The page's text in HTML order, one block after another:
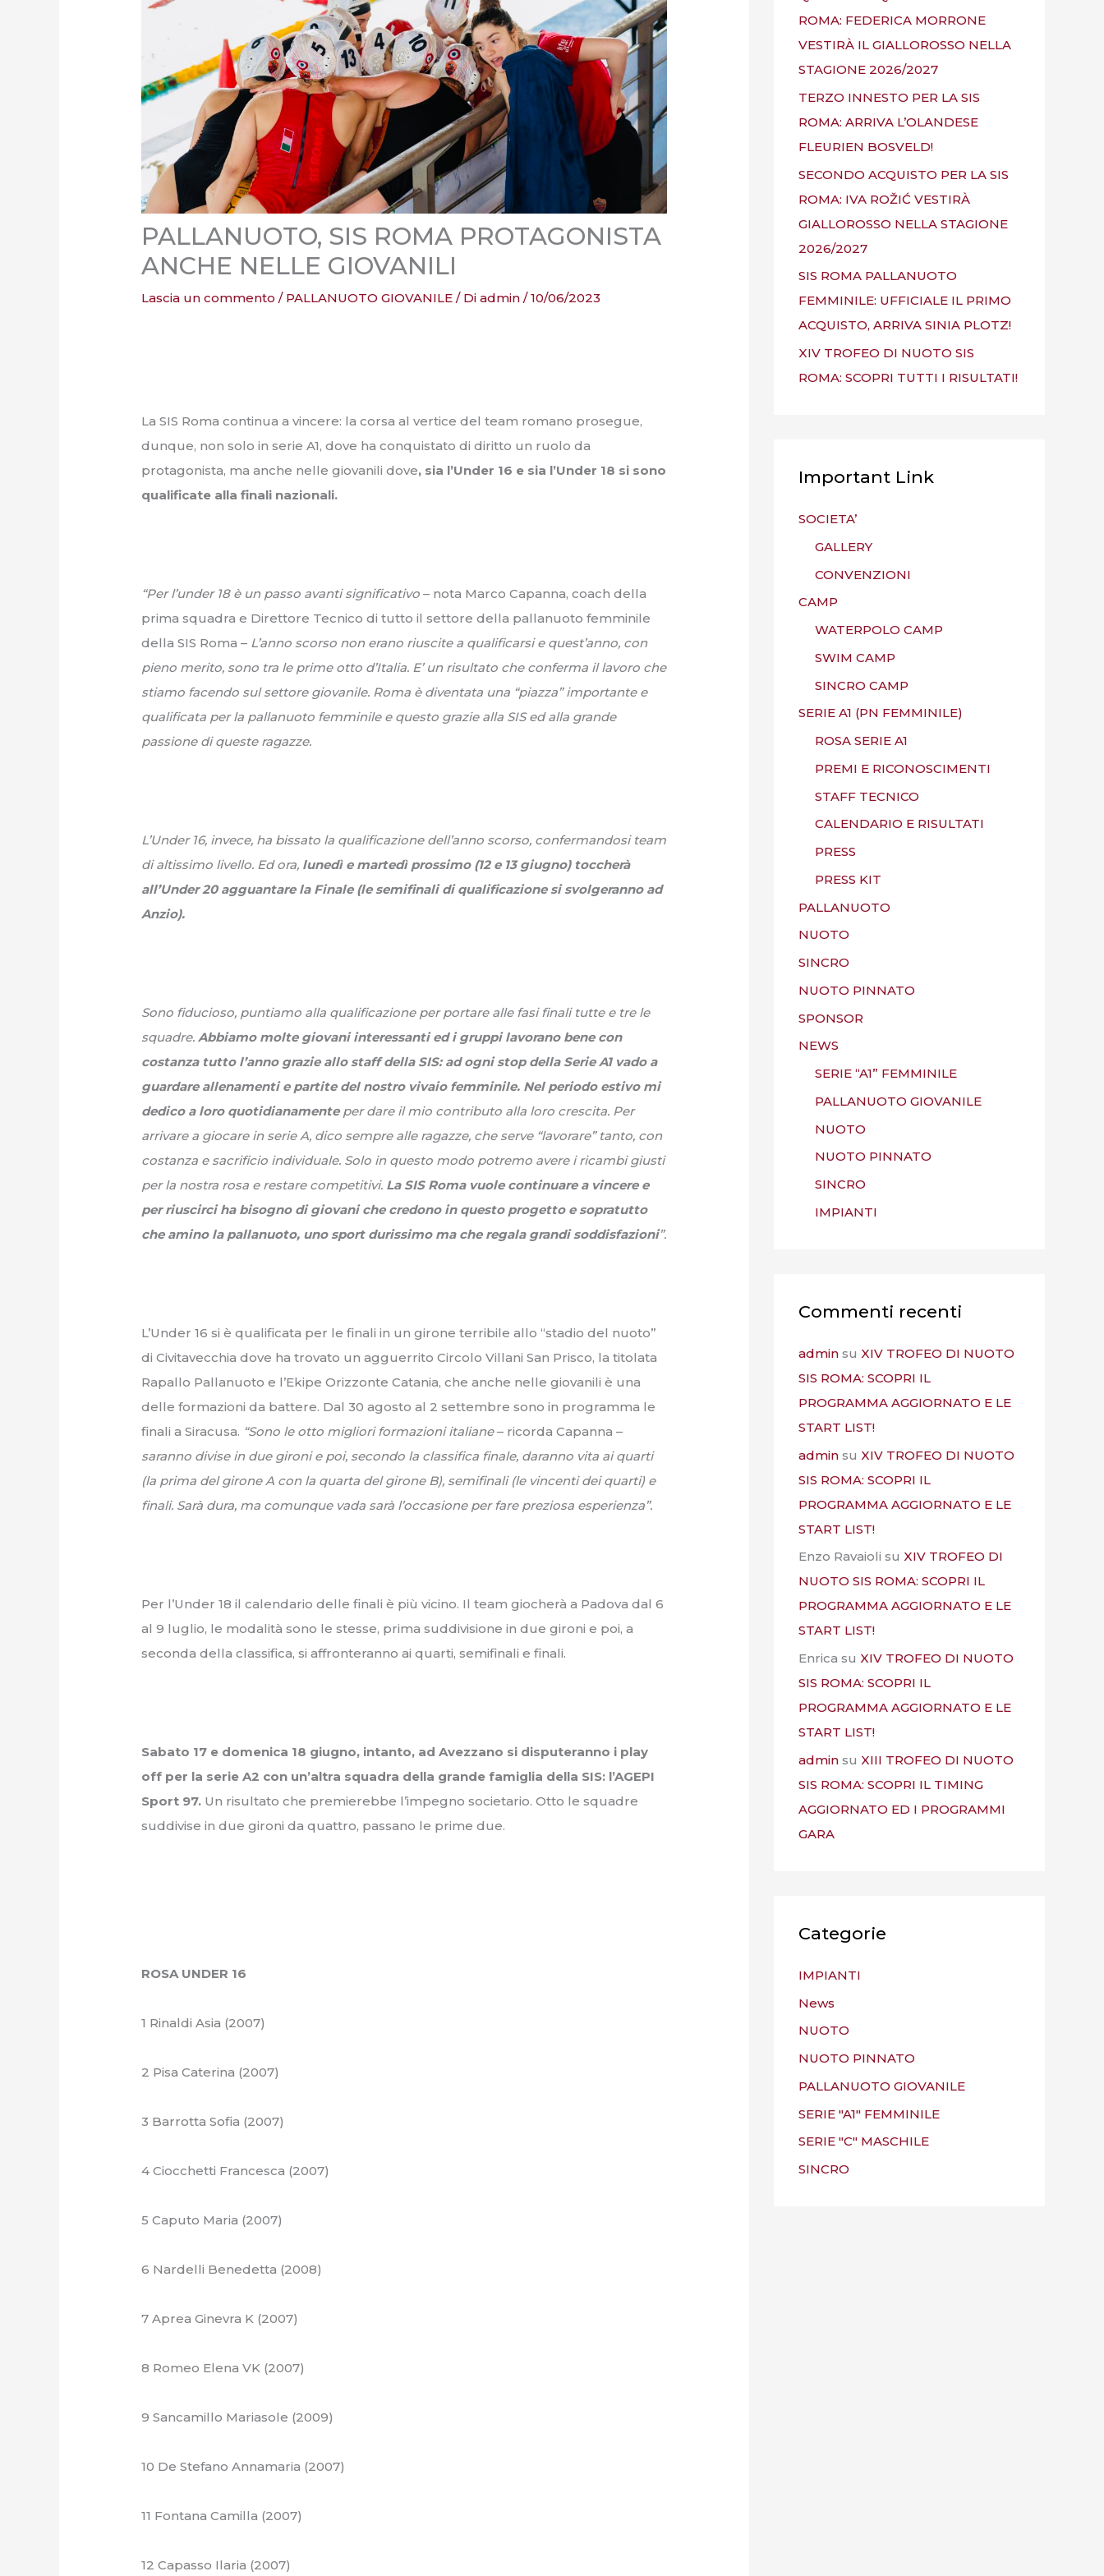
PALLANUOTO, SIS ROMA PROTAGONISTA
ANCHE NELLE GIOVANILI
Lascia un commento / PALLANUOTO GIOVANILE / Diadmin/10/06/2023
La SIS Roma continua a vincere: la corsa al vertice del team romano prosegue,
dunque, non solo in serie A1, dove ha conquistato di diritto un ruolo da
protagonista, ma anche nelle giovanili dove, sia l’Under 16 e sia l’Under 18 si sono
qualificate alla finali nazionali.
“Per l’under 18 è un passo avanti significativo– nota Marco Capanna, coach della
prima squadra e Direttore Tecnico di tutto il settore della pallanuoto femminile
della SIS Roma – L’anno scorso non erano riuscite a qualificarsi e quest’anno, con
pieno merito, sono tra le prime otto d’Italia. E’ un risultato che conferma il lavoro che
stiamo facendo sul settore giovanile. Roma è diventata una “piazza” importante e
qualificata per la pallanuoto femminile e questo grazie alla SIS ed alla grande
passione di queste ragazze.
L’Under 16, invece, ha bissato la qualificazione dell’anno scorso, confermandosi team
di altissimo livello. Ed ora, lunedì e martedì prossimo (12 e 13 giugno) toccherà
all’Under 20 agguantare la Finale (le semifinali di qualificazione si svolgeranno ad
Anzio).
Sono fiducioso, puntiamo alla qualificazione per portare alle fasi finali tutte e tre le
squadre. Abbiamo molte giovani interessanti ed i gruppi lavorano bene con
costanza tutto l’anno grazie allo staff della SIS: ad ogni stop della Serie A1 vado a
guardare allenamenti e partite del nostro vivaio femminile. Nel periodo estivo mi
dedico a loro quotidianamenteper dare il mio contributo alla loro crescita. Per
arrivare a giocare in serie A, dico sempre alle ragazze, che serve “lavorare” tanto, con
costanza e sacrificio individuale. Solo in questo modo potremo avere i ricambi giusti
per la nostra rosa e restare competitivi. La SIS Roma vuole continuare a vincere e
per riuscirci ha bisogno di giovani che credono in questo progetto e sopratutto
che amino la pallanuoto, uno sport durissimo ma che regala grandi soddisfazioni”.
L’Under 16 si è qualificata per le finali in un girone terribile allo “stadio del nuoto”
di Civitavecchia dove ha trovato un agguerrito Circolo Villani San Prisco, la titolata
Rapallo Pallanuoto e l’Ekipe Orizzonte Catania, che anche nelle giovanili è una
delle formazioni da battere. Dal 30 agosto al 2 settembre sono in programma le
finali a Siracusa. “Sono le otto migliori formazioni italiane– ricorda Capanna –
saranno divise in due gironi e poi, secondo la classifica finale, daranno vita ai quarti
(la prima del girone A con la quarta del girone B), semifinali (le vincenti dei quarti) e
finali. Sarà dura, ma comunque vada sarà l’occasione per fare preziosa esperienza”.
Per l’Under 18 il calendario delle finali è più vicino. Il team giocherà a Padova dal 6
al 9 luglio, le modalità sono le stesse, prima suddivisione in due gironi e poi, a
seconda della classifica, si affronteranno ai quarti, semifinali e finali.
Sabato 17 e domenica 18 giugno, intanto, ad Avezzano si disputeranno i play
off per la serie A2 con un’altra squadra della grande famiglia della SIS: l’AGEPI
Sport 97. Un risultato che premierebbe l’impegno societario. Otto le squadre
suddivise in due gironi da quattro, passano le prime due.
ROSA UNDER 16
1 Rinaldi Asia (2007)
2 Pisa Caterina (2007)
3 Barrotta Sofia (2007)
4 Ciocchetti Francesca (2007)
5 Caputo Maria (2007)
6 Nardelli Benedetta (2008)
7 Aprea Ginevra K (2007)
8 Romeo Elena VK (2007)
9 Sancamillo Mariasole (2009)
10 De Stefano Annamaria (2007)
11 Fontana Camilla (2007)
12 Capasso Ilaria (2007)
ROMA: FEDERICA MORRONE
VESTIRÀ IL GIALLOROSSO NELLA
STAGIONE 2026/2027
TERZO INNESTO PER LA SIS
ROMA: ARRIVA L’OLANDESE
FLEURIEN BOSVELD!
SECONDO ACQUISTO PER LA SIS
ROMA: IVA ROŽIĆ VESTIRÀ
GIALLOROSSO NELLA STAGIONE
2026/2027
SIS ROMA PALLANUOTO
FEMMINILE: UFFICIALE IL PRIMO
ACQUISTO, ARRIVA SINIA PLOTZ!
XIV TROFEO DI NUOTO SIS
ROMA: SCOPRI TUTTI I RISULTATI!
Important Link
SOCIETA’
GALLERY
CONVENZIONI
CAMP
WATERPOLO CAMP
SWIM CAMP
SINCRO CAMP
SERIE A1 (PN FEMMINILE)
ROSA SERIE A1
PREMI E RICONOSCIMENTI
STAFF TECNICO
CALENDARIO E RISULTATI
PRESS
PRESS KIT
PALLANUOTO
NUOTO
SINCRO
NUOTO PINNATO
SPONSOR
NEWS
SERIE “A1” FEMMINILE
PALLANUOTO GIOVANILE
NUOTO
NUOTO PINNATO
SINCRO
IMPIANTI
Commenti recenti
admin su XIV TROFEO DI NUOTO
SIS ROMA: SCOPRI IL
PROGRAMMA AGGIORNATO E LE
START LIST!
admin su XIV TROFEO DI NUOTO
SIS ROMA: SCOPRI IL
PROGRAMMA AGGIORNATO E LE
START LIST!
Enzo Ravaioli su XIV TROFEO DI
NUOTO SIS ROMA: SCOPRI IL
PROGRAMMA AGGIORNATO E LE
START LIST!
Enrica su XIV TROFEO DI NUOTO
SIS ROMA: SCOPRI IL
PROGRAMMA AGGIORNATO E LE
START LIST!
admin su XIII TROFEO DI NUOTO
SIS ROMA: SCOPRI IL TIMING
AGGIORNATO ED I PROGRAMMI
GARA
Categorie
IMPIANTI
News
NUOTO
NUOTO PINNATO
PALLANUOTO GIOVANILE
SERIE "A1" FEMMINILE
SERIE "C" MASCHILE
SINCRO